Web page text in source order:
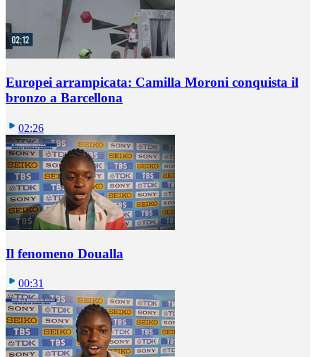
Europei arrampicata: Camilla Moroni conquista il
bronzo a Barcellona
02:26
Il fenomeno Doualla
00:31